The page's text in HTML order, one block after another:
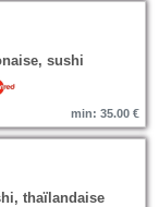
sushi
min: 35.00 €
thaïlandaise